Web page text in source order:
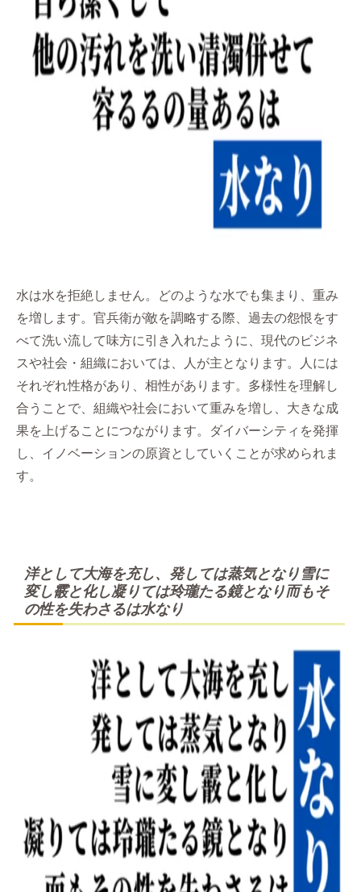
水は水を拒絶しません。どのような水でも集まり、重み
を増します。官兵衛が敵を調略する際、過去の怨恨をす
べて洗い流して味方に引き入れたように、現代のビジネ
スや社会・組織においては、人が主となります。人には
それぞれ性格があり、相性があります。多様性を理解し
合うことで、組織や社会において重みを増し、大きな成
果を上げることにつながります。ダイバーシティを発揮
し、イノベーションの原資としていくことが求められま
す。
洋として大海を充し、発しては蒸気となり雪に
変し霰と化し凝りては玲瓏たる鏡となり而もそ
の性を失わさるは水なり